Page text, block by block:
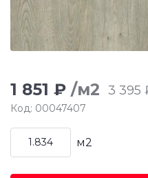
1 851 ₽ /м2 3 395
Код: 00047407
м2